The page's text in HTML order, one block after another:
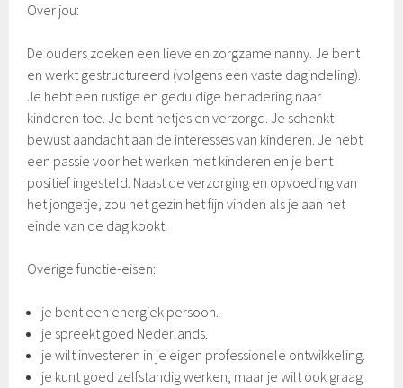
Over jou:
De ouders zoeken een lieve en zorgzame nanny. Je bent
en werkt gestructureerd (volgens een vaste dagindeling).
Je hebt een rustige en geduldige benadering naar
kinderen toe. Je bent netjes en verzorgd. Je schenkt
bewust aandacht aan de interesses van kinderen. Je hebt
een passie voor het werken met kinderen en je bent
positief ingesteld. Naast de verzorging en opvoeding van
het jongetje, zou het gezin het fijn vinden als je aan het
einde van de dag kookt.
Overige functie-eisen:
je bent een energiek persoon.
je spreekt goed Nederlands.
je wilt investeren in je eigen professionele ontwikkeling.
je kunt goed zelfstandig werken, maar je wilt ook graag